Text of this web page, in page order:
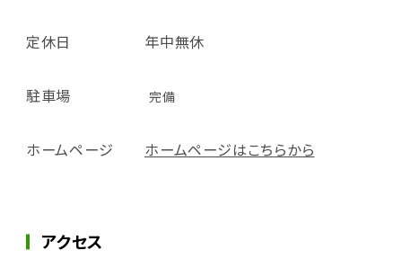
定休日 年中無休
駐車場 完備
ホームページ ホームページはこちらから
アクセス